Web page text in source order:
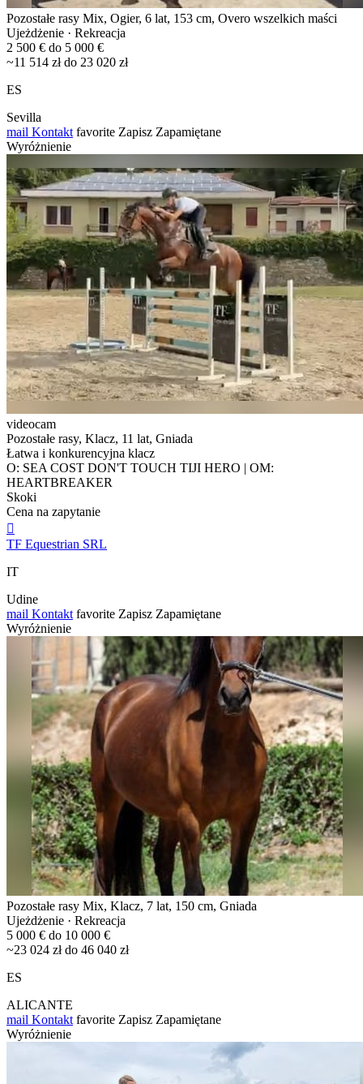
Pozostałe rasy Mix, Ogier, 6 lat, 153 cm, Overo wszelkich maści
Ujeżdżenie · Rekreacja
2 500 € do 5 000 €
~11 514 zł do 23 020 zł
ES
Sevilla
mail Kontakt favorite Zapisz Zapamiętane
Wyróżnienie
videocam
Pozostałe rasy, Klacz, 11 lat, Gniada
Łatwa i konkurencyjna klacz
O: SEA COST DON'T TOUCH TIJI HERO | OM:
HEARTBREAKER
Skoki
Cena na zapytanie

TF Equestrian SRL
IT
Udine
mail Kontakt favorite Zapisz Zapamiętane
Wyróżnienie
Pozostałe rasy Mix, Klacz, 7 lat, 150 cm, Gniada
Ujeżdżenie · Rekreacja
5 000 € do 10 000 €
~23 024 zł do 46 040 zł
ES
ALICANTE
mail Kontakt favorite Zapisz Zapamiętane
Wyróżnienie